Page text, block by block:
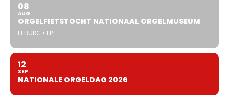
08
AUG
ORGELFIETSTOCHT NATIONAAL ORGELMUSEUM
ELBURG • EPE
12
SEP
NATIONALE ORGELDAG 2026